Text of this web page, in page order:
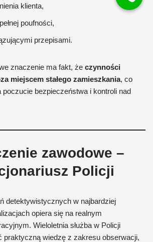
klienta,
poufności,
przepisami.
znaczenie ma fakt, że czynności
miejscem stałego zamieszkania, co
bezpieczeństwa i kontroli nad
zawodowe –
Policji
detektywistycznych w najbardziej
opiera się na realnym
Wieloletnia służba w Policji
praktyczną wiedzę z zakresu obserwacji,